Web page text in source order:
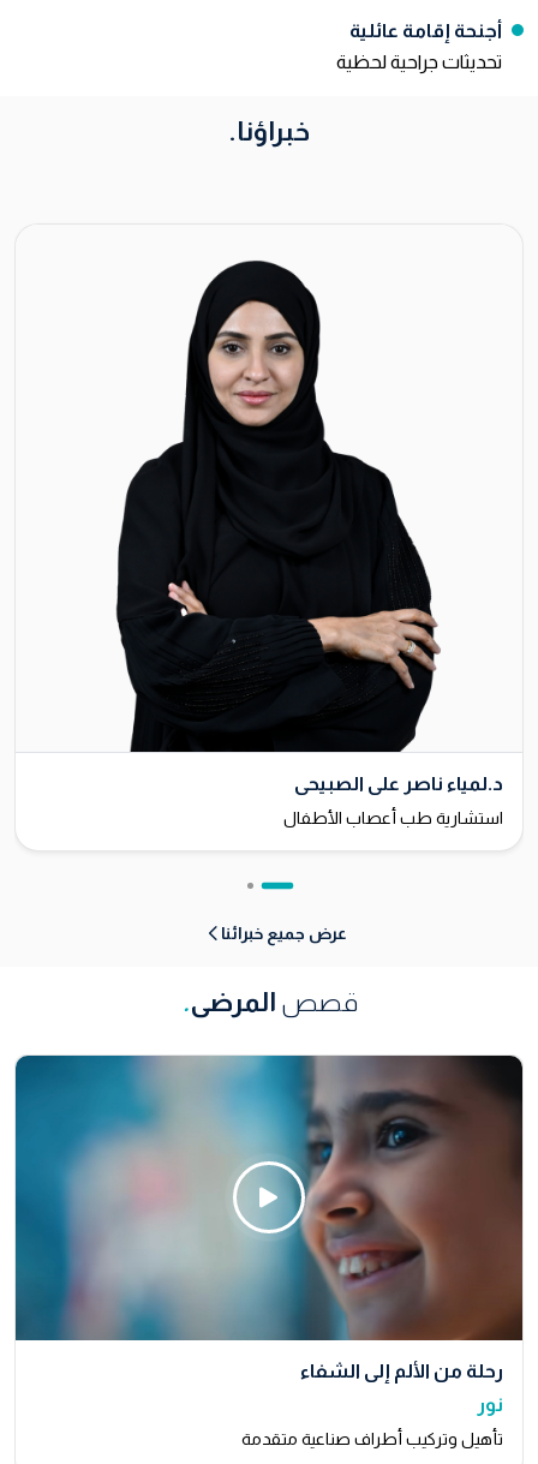
أجنحة إقامة عائلية
تحديثات جراحية لحظية
خبراؤنا.
د.لمياء ناصر علي الصبيحي
استشارية طب أعصاب الأطفال
عرض جميع خبرائنا
قصص المرضى.
Click Here
رحلة من الألم إلى الشفاء
نور
تأهيل وتركيب أطراف صناعية متقدمة